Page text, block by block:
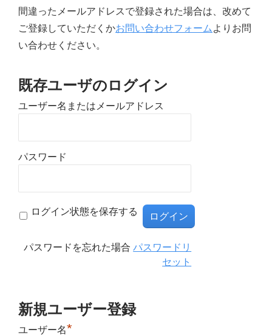
間違ったメールアドレスで登録された場合は、改めて
ご登録していただくかお問い合わせフォーム よりお問
い合わせください。
既存ユーザのログイン
ユーザー名またはメールアドレス
パスワード
ログイン状態を保存する
パスワードを忘れた場合パスワードリ
セット
新規ユーザー登録
ユーザー名*